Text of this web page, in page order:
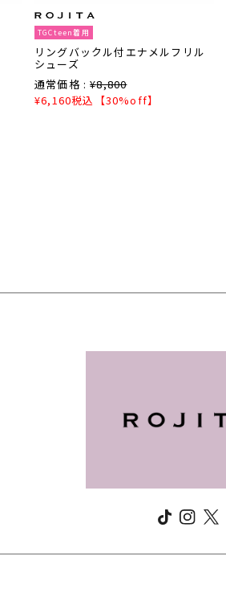
TGCteen着用
リングバックル付エナメルフリル
シューズ
通常価格 : ¥8,800
¥6,160税込 【30%off】